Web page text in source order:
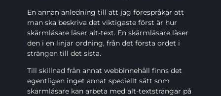
En annan anledning till att jag förespråkar att
man ska beskriva det viktigaste först är hur
skärmläsare läser alt-text. En skärmläsare läser
den i en linjär ordning, från det första ordet i
strängen till det sista.
Till skillnad från annat webbinnehåll finns det
egentligen inget annat speciellt sätt som
skärmläsare kan arbeta med alt-textsträngar på